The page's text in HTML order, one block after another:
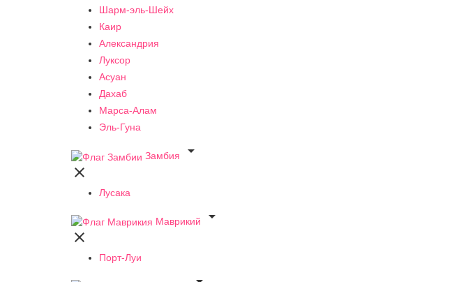
Шарм-эль-Шейх
Каир
Александрия
Луксор
Асуан
Дахаб
Марса-Алам
Эль-Гуна
Замбия


Лусака
Маврикий


Порт-Луи